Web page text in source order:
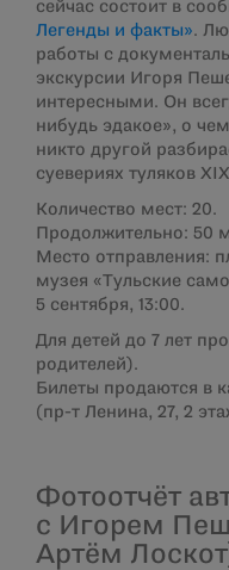
сейчас состоит в
Легенды и факты».
работы с
экскурсии Игоря
интересными. Он
нибудь эдакое», о
никто другой
суевериях туляков
Количество мест: 20.
Продолжительно: 50
Место отправления:
музея «Тульские
5 сентября, 13:00.
Для детей до 7 лет
родителей).
Билеты продаются в
(пр-т Ленина, 27, 2
Фотоотчёт
с Игорем
Артём